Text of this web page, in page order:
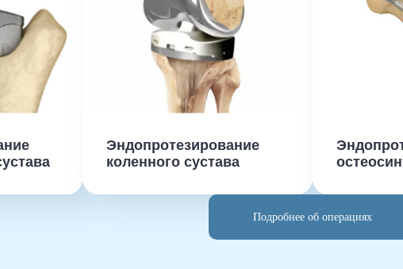
Эндопротезирование
коленного сустава
Подробнее об операциях